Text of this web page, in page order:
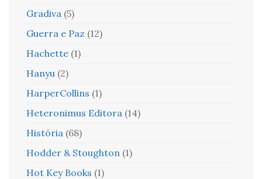
Gradiva (5)
Guerra e Paz (12)
Hachette (1)
Hanyu (2)
HarperCollins (1)
Heteronimus Editora (14)
História (68)
Hodder & Stoughton (1)
Hot Key Books (1)